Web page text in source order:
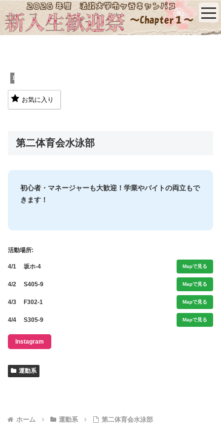
運動系
お気に入り
第二体育会水泳部
初心者・マネージャーも大歓迎！学業やバイトの両立もで
きます！
活動場所:
4/1 坂ホ-4 Mapで見る
4/2 S405-9 Mapで見る
4/3 F302-1 Mapで見る
4/4 S305-9 Mapで見る
Instagram
運動系
ホーム 運動系 第二体育会水泳部